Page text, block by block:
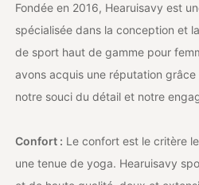
Fondée en 2016, Hearuisavy est
spécialisée dans la conception et
de sport haut de gamme pour
avons acquis une réputation
notre souci du détail et notre
Confort : Le confort est le critère
une tenue de yoga. Hearuisavy